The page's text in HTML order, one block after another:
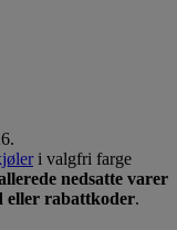
i valgfri farge
nedsatte varer
eller rabattkoder.